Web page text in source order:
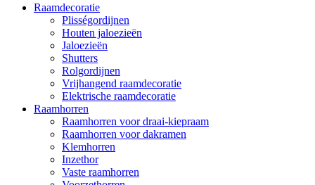
Raamdecoratie
Plisségordijnen
Houten jaloezieën
Jaloezieën
Shutters
Rolgordijnen
Vrijhangend raamdecoratie
Elektrische raamdecoratie
Raamhorren
Raamhorren voor draai-kiepraam
Raamhorren voor dakramen
Klemhorren
Inzethor
Vaste raamhorren